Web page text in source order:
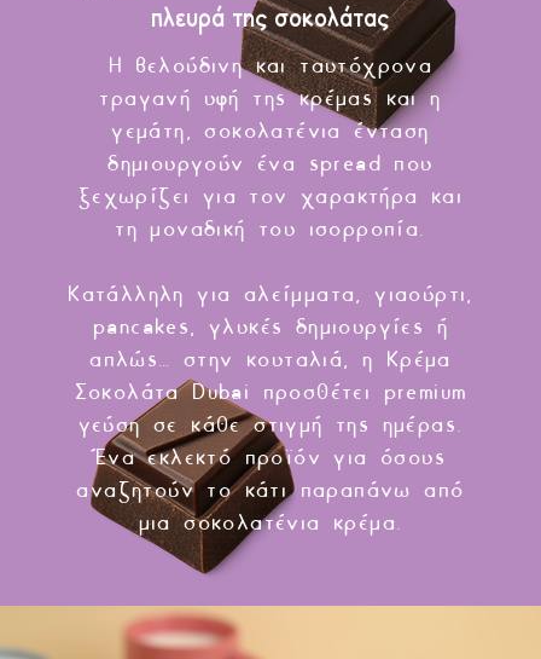
πλευρά της σοκολάτας
Η βελούδινη και ταυτόχρονα
τραγανή υφή της κρέμας και η
γεμάτη, σοκολατένια ένταση
δημιουργούν ένα spread που
ξεχωρίζει για τον χαρακτήρα και
τη μοναδική του ισορροπία.
Κατάλληλη για αλείμματα, γιαούρτι,
pancakes, γλυκές δημιουργίες ή
απλώς… στην κουταλιά, η Κρέμα
Σοκολάτα Dubai προσθέτει premium
γεύση σε κάθε στιγμή της ημέρας.
Ένα εκλεκτό προϊόν για όσους
αναζητούν το κάτι παραπάνω από
μια σοκολατένια κρέμα.